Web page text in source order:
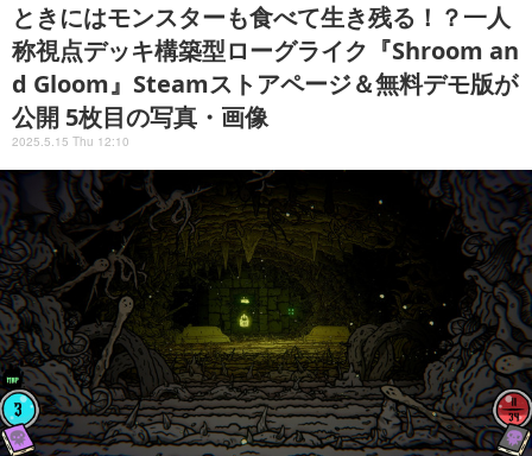
ときにはモンスターも食べて生き残る！？一人
称視点デッキ構築型ローグライク『Shroom an
d Gloom』Steamストアページ＆無料デモ版が
公開 5枚目の写真・画像
2025.5.15 Thu 12:10